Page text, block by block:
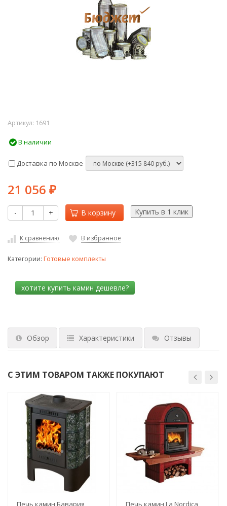
Артикул: 1691
В наличии
Доставка по Москве
21 056 ₽
- + В корзину
К сравнению В избранное
Категории: Готовые комплекты
Обзор Характеристики Отзывы
С ЭТИМ ТОВАРОМ ТАКЖЕ ПОКУПАЮТ
Печь камин Бавария Печь камин La Nordica